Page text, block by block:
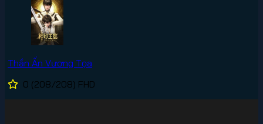
Thần Ấn Vương Tọa
0 (208/208) FHD